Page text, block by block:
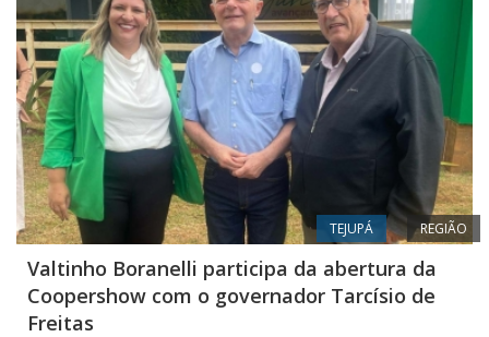
TEJUPÁ REGIÃO
Valtinho Boranelli participa da abertura da
Coopershow com o governador Tarcísio de
Freitas